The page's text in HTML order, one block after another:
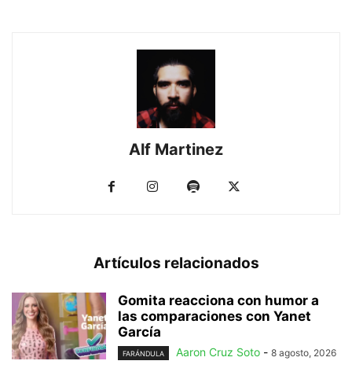
Alf Martinez
Artículos relacionados
Gomita reacciona con humor a
las comparaciones con Yanet
García
FARÁNDULA Aaron Cruz Soto - 8 agosto, 2026